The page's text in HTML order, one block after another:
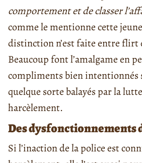
comportement et de classer
comme le mentionne cette
distinction n’est faite entre flirt
Beaucoup font l’amalgame en
compliments bien intentionnés
quelque sorte balayés par la
harcèlement.
Des dysfonctionnements
Si l’inaction de la police est